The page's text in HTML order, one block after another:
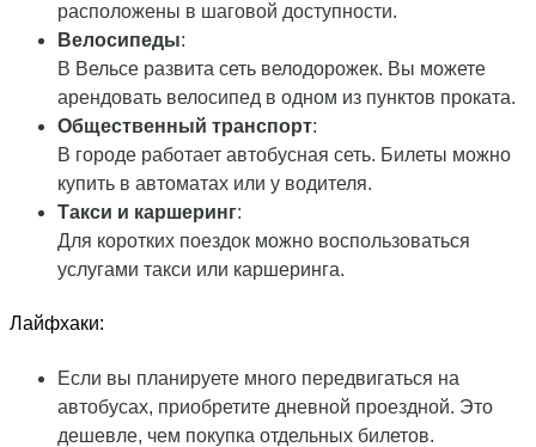
расположены в шаговой доступности.
Велосипеды:
В Вельсе развита сеть велодорожек. Вы можете
арендовать велосипед в одном из пунктов проката.
Общественный транспорт:
В городе работает автобусная сеть. Билеты можно
купить в автоматах или у водителя.
Такси и каршеринг:
Для коротких поездок можно воспользоваться
услугами такси или каршеринга.
Лайфхаки:
Если вы планируете много передвигаться на
автобусах, приобретите дневной проездной. Это
дешевле, чем покупка отдельных билетов.